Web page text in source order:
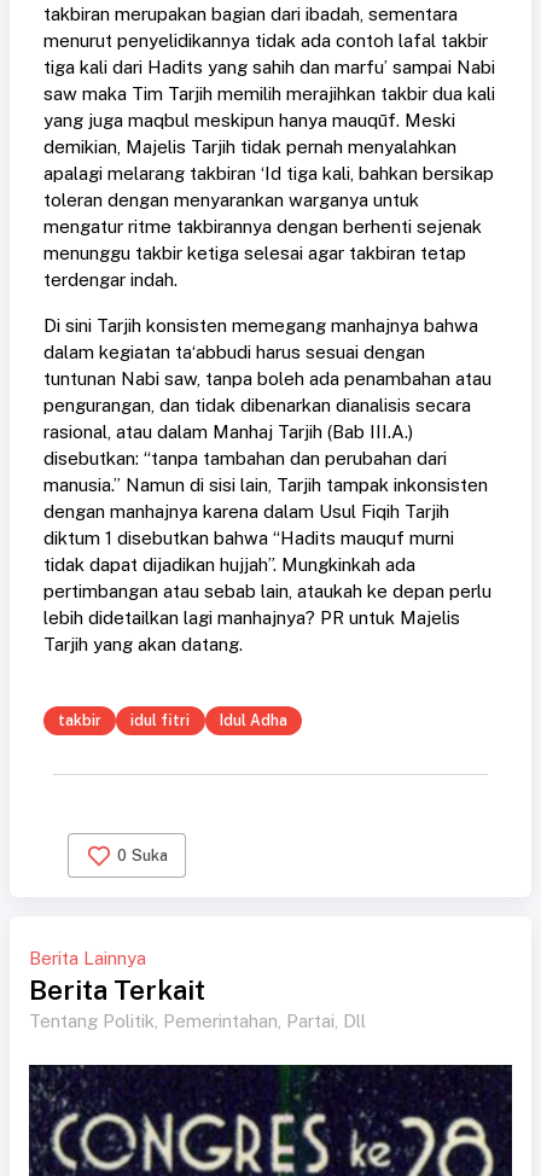
takbiran merupakan bagian dari ibadah, sementara
menurut penyelidikannya tidak ada contoh lafal takbir
tiga kali dari Hadits yang sahih dan marfu’ sampai Nabi
saw maka Tim Tarjih memilih merajihkan takbir dua kali
yang juga maqbul meskipun hanya mauqūf. Meski
demikian, Majelis Tarjih tidak pernah menyalahkan
apalagi melarang takbiran ‘Id tiga kali, bahkan bersikap
toleran dengan menyarankan warganya untuk
mengatur ritme takbirannya dengan berhenti sejenak
menunggu takbir ketiga selesai agar takbiran tetap
terdengar indah.
Di sini Tarjih konsisten memegang manhajnya bahwa
dalam kegiatan ta‘abbudi harus sesuai dengan
tuntunan Nabi saw, tanpa boleh ada penambahan atau
pengurangan, dan tidak dibenarkan dianalisis secara
rasional, atau dalam Manhaj Tarjih (Bab III.A.)
disebutkan: “tanpa tambahan dan perubahan dari
manusia.” Namun di sisi lain, Tarjih tampak inkonsisten
dengan manhajnya karena dalam Usul Fiqih Tarjih
diktum 1 disebutkan bahwa “Hadits mauquf murni
tidak dapat dijadikan hujjah”. Mungkinkah ada
pertimbangan atau sebab lain, ataukah ke depan perlu
lebih didetailkan lagi manhajnya? PR untuk Majelis
Tarjih yang akan datang.
takbir idul fitri Idul Adha
0 Suka
Berita Lainnya
Berita Terkait
Tentang Politik, Pemerintahan, Partai, Dll